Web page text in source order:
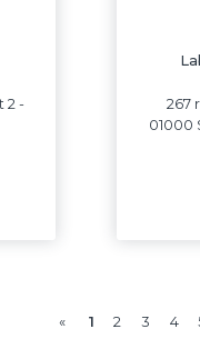
2 -
267
01000
« 1 2 3 4